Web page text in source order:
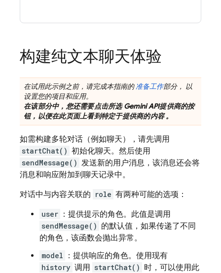
构建纯文本聊天体验
在试用此示例之前，请完成本指南的准备工作部分， 以
设置您的项目和应用。
在该部分中，您还需要点击所选Gemini API提供商的按
钮，以便在此页面上看到特定于提供商的内容 。
如需构建多轮对话（例如聊天），请先调用
startChat() 初始化聊天。然后使用
sendMessage() 发送新的用户消息，该消息还会将
消息和响应附加到聊天记录中。
对话中与内容关联的 role 有两种可能的选项：
user ：提供提示的角色。此值是调用
sendMessage() 的默认值，如果传递了不同
的角色，该函数会抛出异常。
model ：提供响应的角色。使用现有
history 调用 startChat() 时，可以使用此